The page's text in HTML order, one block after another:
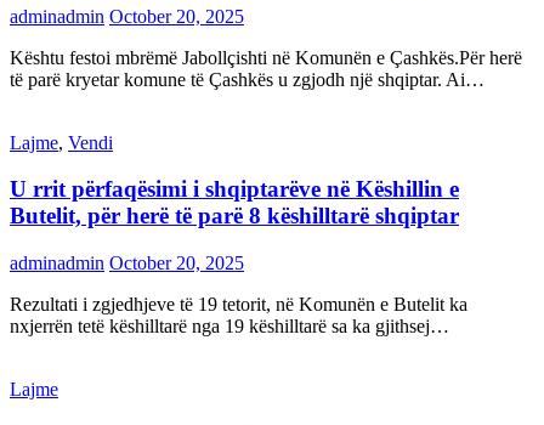
adminadmin October 20, 2025
Kështu festoi mbrëmë Jabollçishti në Komunën e Çashkës.Për herë
të parë kryetar komune të Çashkës u zgjodh një shqiptar. Ai…
Lajme, Vendi
U rrit përfaqësimi i shqiptarëve në Këshillin e
Butelit, për herë të parë 8 këshilltarë shqiptar
adminadmin October 20, 2025
Rezultati i zgjedhjeve të 19 tetorit, në Komunën e Butelit ka
nxjerrën tetë këshilltarë nga 19 këshilltarë sa ka gjithsej…
Lajme